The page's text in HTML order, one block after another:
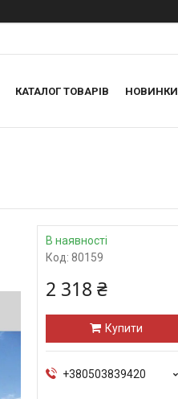
КАТАЛОГ ТОВАРІВ НОВИНКИ
В наявності
Код: 80159
2 318 ₴
Купити
+380503839420